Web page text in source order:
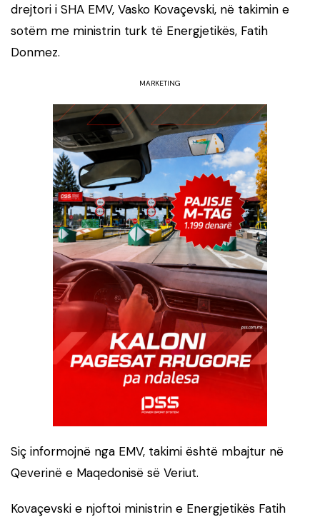
drejtori i SHA EMV, Vasko Kovaçevski, në takimin e
sotëm me ministrin turk të Energjetikës, Fatih
Donmez.
MARKETING
Siç informojnë nga EMV, takimi është mbajtur në
Qeverinë e Maqedonisë së Veriut.
Kovaçevski e njoftoi ministrin e Energjetikës Fatih